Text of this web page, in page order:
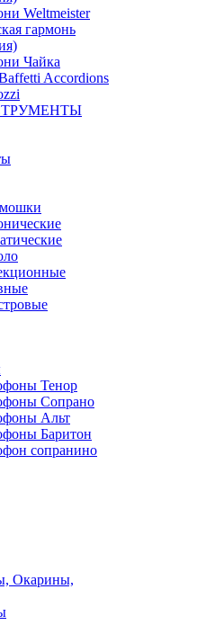
Weltmeister
гармонь
Чайка
Accordions
Тенор
Сопрано
Альт
Баритон
сопранино
Окарины,